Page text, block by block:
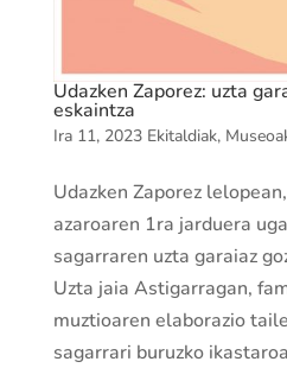
Udazken Zaporez: uzta
eskaintza
Ira 11, 2023 Ekitaldiak,
Udazken Zaporez
azaroaren 1ra jarduera
sagarraren uzta garaiaz
Uzta jaia Astigarragan,
muztioaren elaborazio
sagarrari buruzko